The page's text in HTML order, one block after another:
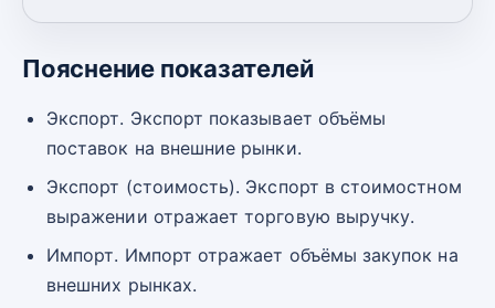
Пояснение показателей
Экспорт. Экспорт показывает объёмы
поставок на внешние рынки.
Экспорт (стоимость). Экспорт в стоимостном
выражении отражает торговую выручку.
Импорт. Импорт отражает объёмы закупок на
внешних рынках.